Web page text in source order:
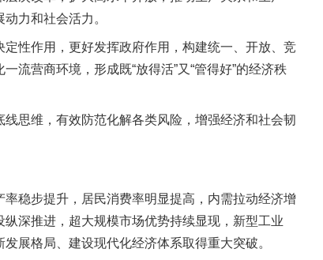
力和社会活力。
作用，更好发挥政府作用，构建统一、开放、竞
流营商环境，形成既“放得活”又“管得好”的经济秩
维，有效防范化解各类风险，增强经济和社会韧
步提升，居民消费率明显提高，内需拉动经济增
深推进，超大规模市场优势持续显现，新型工业
展格局、建设现代化经济体系取得重大突破。